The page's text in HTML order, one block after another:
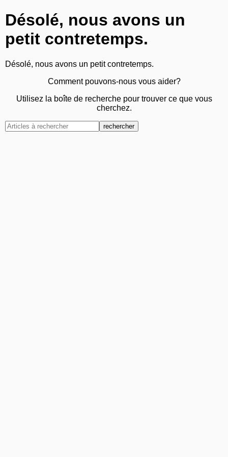
Désolé, nous avons un
petit contretemps.
Désolé, nous avons un petit contretemps.
Comment pouvons-nous vous aider?
Utilisez la boîte de recherche pour trouver ce que vous
cherchez.
rechercher